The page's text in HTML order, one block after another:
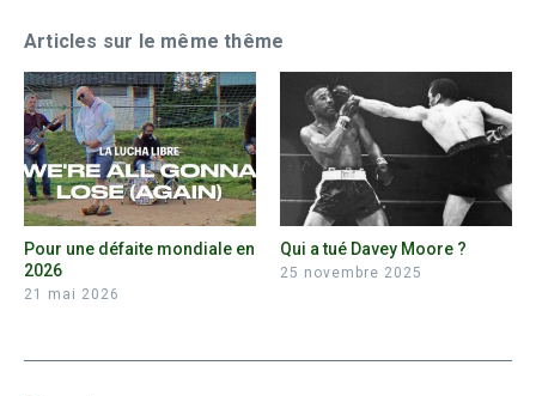
Articles sur le même thême
Pour une défaite mondiale en
2026
21 mai 2026
Qui a tué Davey Moore ?
25 novembre 2025